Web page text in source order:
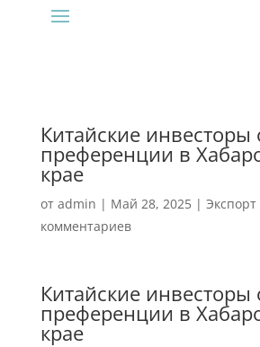
Китайские
преференции в
крае
от admin | Май 28, 2025|
комментариев
Китайские
преференции в
крае